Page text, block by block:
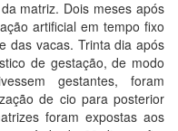
matriz. Dois meses após
artificial em tempo fixo
das vacas. Trinta dia após
de gestação, de modo
gestantes, foram
de cio para posterior
foram expostas aos